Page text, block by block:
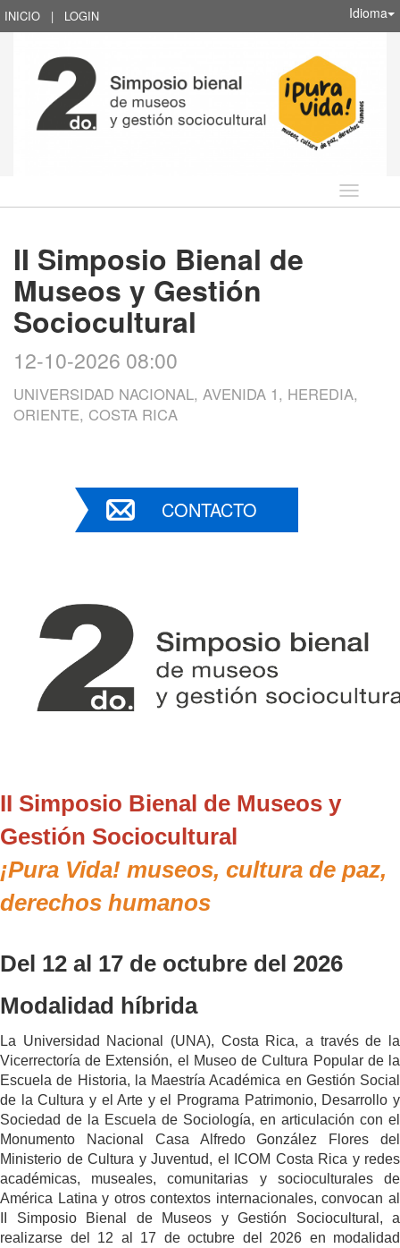
INICIO | LOGIN Idioma
Idioma
II Simposio Bienal de
Museos y Gestión
Sociocultural
12-10-2026 08:00
UNIVERSIDAD NACIONAL, AVENIDA 1, HEREDIA,
ORIENTE, COSTA RICA
CONTACTO
II Simposio Bienal de Museos y
Gestión Sociocultural
¡Pura Vida! museos, cultura de paz,
derechos humanos
Del 12 al 17 de octubre del 2026
Modalidad híbrida
La Universidad Nacional (UNA), Costa Rica, a través de la
Vicerrectoría de Extensión, el Museo de Cultura Popular de la
Escuela de Historia, la Maestría Académica en Gestión Social
de la Cultura y el Arte y el Programa Patrimonio, Desarrollo y
Sociedad de la Escuela de Sociología, en articulación con el
Monumento Nacional Casa Alfredo González Flores del
Ministerio de Cultura y Juventud, el ICOM Costa Rica y redes
académicas, museales, comunitarias y socioculturales de
América Latina y otros contextos internacionales, convocan al
II Simposio Bienal de Museos y Gestión Sociocultural, a
realizarse del 12 al 17 de octubre del 2026 en modalidad